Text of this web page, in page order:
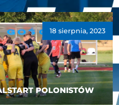
POLONISTÓW
18 sierpnia, 2023